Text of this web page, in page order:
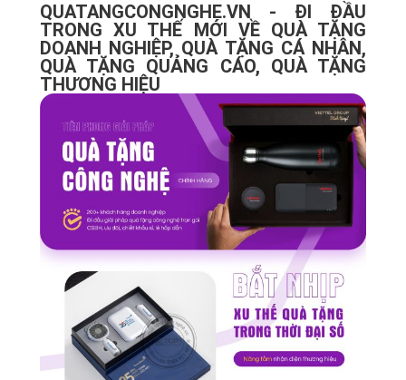
QUATANGCONGNGHE.VN - ĐI ĐẦU
TRONG XU THẾ MỚI VỀ QUÀ TẶNG
DOANH NGHIỆP, QUÀ TẶNG CÁ NHÂN,
QUÀ TẶNG QUẢNG CÁO, QUÀ TẶNG
THƯƠNG HIỆU